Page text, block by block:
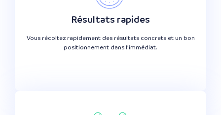
Résultats rapides
Vous récoltez rapidement des résultats concrets et un bon
positionnement dans l’immédiat.